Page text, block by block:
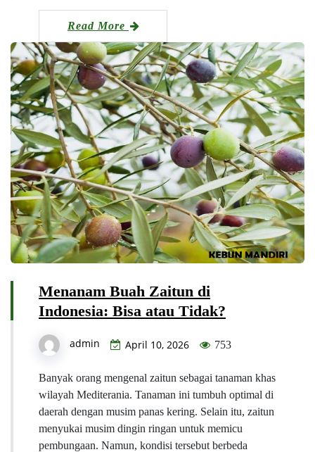
Read More
Menanam Buah Zaitun di
Indonesia: Bisa atau Tidak?
admin April 10, 2026 753
Banyak orang mengenal zaitun sebagai tanaman khas
wilayah Mediterania. Tanaman ini tumbuh optimal di
daerah dengan musim panas kering. Selain itu, zaitun
menyukai musim dingin ringan untuk memicu
pembungaan. Namun, kondisi tersebut berbeda